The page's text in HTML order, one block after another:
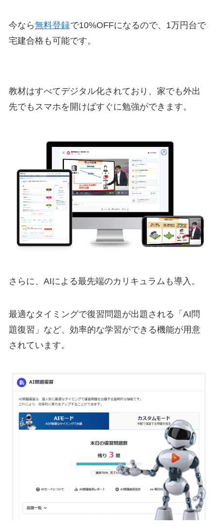
今なら無料登録で10%OFFになるので、1万円台で
宅建合格も可能です。
教材はすべてデジタル化されており、家でも外出
先でもスマホを開けばすぐに勉強ができます。
さらに、AIによる最先端のカリキュラムも導入。
最適なタイミングで復習問題が出題される「AI問
題復習」など、効率的な学習ができる機能が用意
されています。